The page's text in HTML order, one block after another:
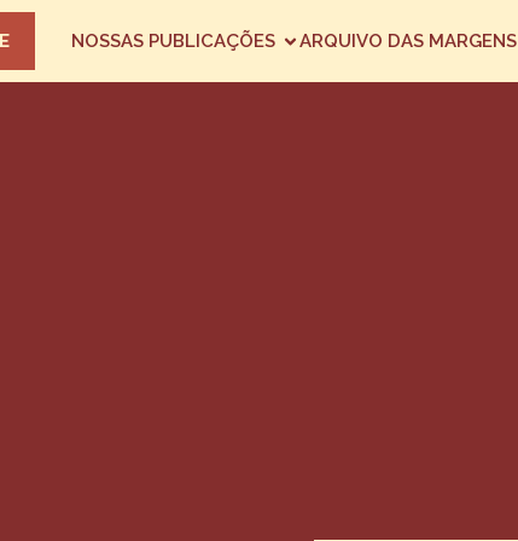
NOSSAS PUBLICAÇÕES ARQUIVO DAS MARGENS